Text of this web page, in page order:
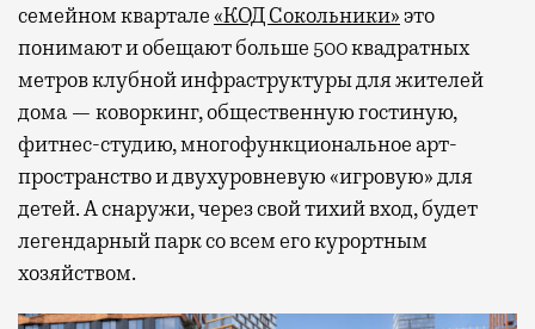
семейном квартале«КОД Сокольники»это
понимают и обещают больше 500 квадратных
метров клубной инфраструктуры для жителей
дома — коворкинг, общественную гостиную,
фитнес-студию, многофункциональное арт-
пространство и двухуровневую «игровую» для
детей. А снаружи, через свой тихий вход, будет
легендарный парк со всем его курортным
хозяйством.